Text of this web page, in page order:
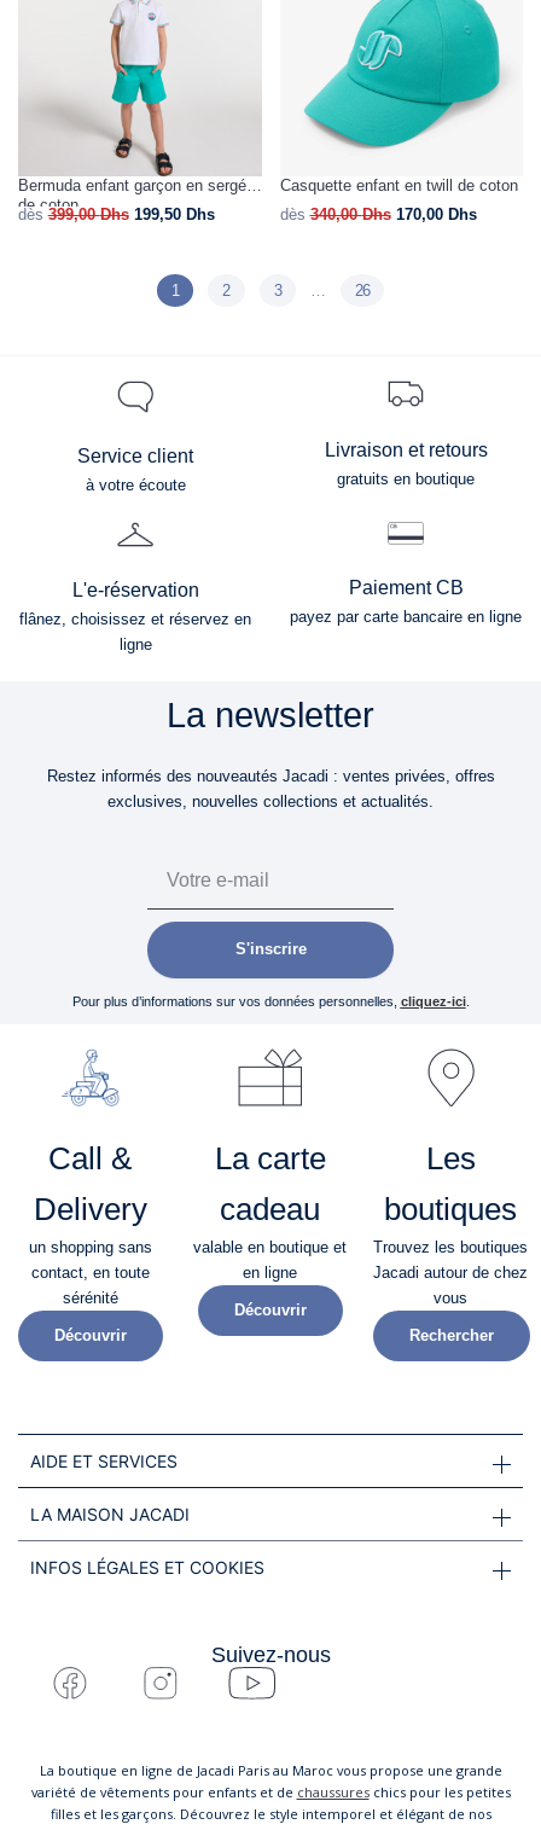
Bermuda enfant garçon en sergé
de coton
dès 399,00Dhs 199,50 Dhs
Casquette enfant en twill de coton
dès 340,00Dhs 170,00 Dhs
1 2 3 26
Service client
à votre écoute
Livraison et retours
gratuits en boutique
L'e-réservation
flânez, choisissez et réservez en
ligne
Paiement CB
payez par carte bancaire en ligne
La newsletter
Restez informés des nouveautés Jacadi : ventes privées, offres
exclusives, nouvelles collections et actualités.
S'inscrire
Pour plus d’informations sur vos données personnelles, cliquez-ici.
Call &
Delivery
un shopping sans
contact, en toute
sérénité​
Découvrir
La carte
cadeau
valable en boutique et
en ligne
Découvrir
Les
boutiques
Trouvez les boutiques
Jacadi autour de chez
vous
Rechercher
AIDE ET SERVICES
LA MAISON JACADI
INFOS LÉGALES ET COOKIES
Suivez-nous
La boutique en ligne de Jacadi Paris au Maroc vous propose une grande
variété de vêtements pour enfants et de chaussureschics pour les petites
filles et les garçons. Découvrez le style intemporel et élégant de nos